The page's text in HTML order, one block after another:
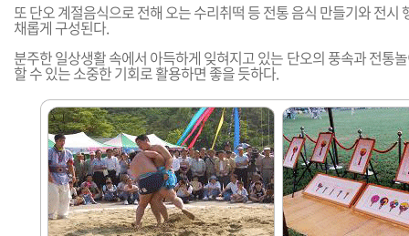
또 단오 계절음식으로 전해 오는 수리취떡 등 전통 음식 만들기와 전시
채롭게 구성된다.
분주한 일상생활 속에서 아득하게 잊혀지고 있는 단오의 풍속과 전통
할 수 있는 소중한 기회로 활용하면 좋을 듯하다.